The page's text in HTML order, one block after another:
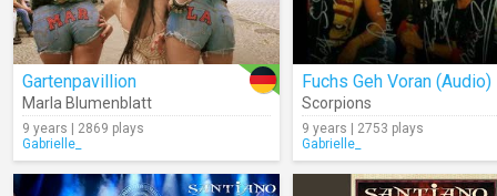
Gartenpavillion
Marla Blumenblatt
9 years | 2869 plays
Gabrielle_
Fuchs Geh Voran (Audio)
Scorpions
9 years | 2753 plays
Gabrielle_